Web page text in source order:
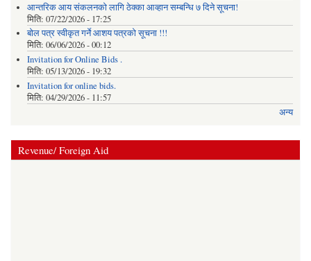
आन्तरिक आय संकलनको लागि ठेक्‍का आव्हान सम्बन्धि ७ दिने सूचना!
मिति: 07/22/2026 - 17:25
बोल पत्र स्वीकृत गर्ने आशय पत्रको सूचना !!!
मिति: 06/06/2026 - 00:12
Invitation for Online Bids .
मिति: 05/13/2026 - 19:32
Invitation for online bids.
मिति: 04/29/2026 - 11:57
अन्य
Revenue/ Foreign Aid